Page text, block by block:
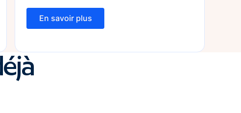
En savoir plus
En savoir plus